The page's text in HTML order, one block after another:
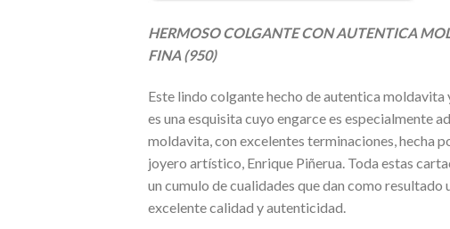
HERMOSO COLGANTE CON AUTENTICA
FINA (950)
Este lindo colgante hecho de autentica moldavita
es una esquisita cuyo engarce es especialmente
moldavita, con excelentes terminaciones, hecha
joyero artístico, Enrique Piñerua. Toda estas
un cumulo de cualidades que dan como resultado
excelente calidad y autenticidad.